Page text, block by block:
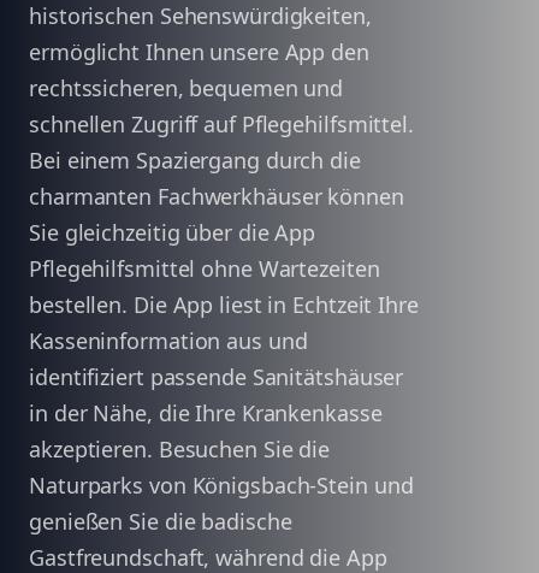
historischen Sehenswürdigkeiten,
ermöglicht Ihnen unsere App den
rechtssicheren, bequemen und
schnellen Zugriff auf Pflegehilfsmittel.
Bei einem Spaziergang durch die
charmanten Fachwerkhäuser können
Sie gleichzeitig über die App
Pflegehilfsmittel ohne Wartezeiten
bestellen. Die App liest in Echtzeit Ihre
Kasseninformation aus und
identifiziert passende Sanitätshäuser
in der Nähe, die Ihre Krankenkasse
akzeptieren. Besuchen Sie die
Naturparks von Königsbach-Stein und
genießen Sie die badische
Gastfreundschaft, während die App